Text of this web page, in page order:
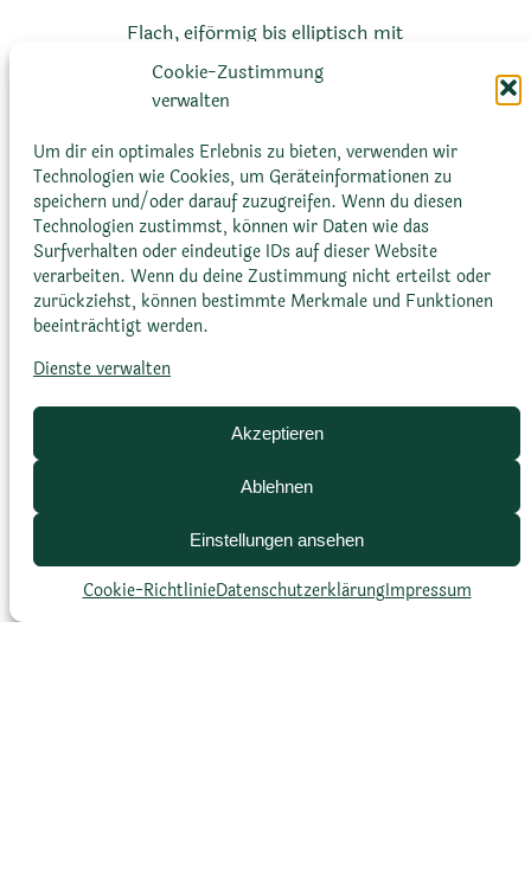
Cookie-Zustimmung
verwalten
Um dir ein optimales Erlebnis zu bieten, verwenden wir
Technologien wie Cookies, um Geräteinformationen zu
speichern und/oder darauf zuzugreifen. Wenn du diesen
Technologien zustimmst, können wir Daten wie das
Surfverhalten oder eindeutige IDs auf dieser Website
verarbeiten. Wenn du deine Zustimmung nicht erteilst oder
zurückziehst, können bestimmte Merkmale und Funktionen
beeinträchtigt werden.
Dienste verwalten
Akzeptieren
Ablehnen
Einstellungen ansehen
Cookie-RichtlinieDatenschutz­erklärungImpressum
Flach, eiförmig bis elliptisch mit
bewimperten Rändern
Blütenfarbe
Leuchtend rot, selten weiß
mit verschiedenen Rottönen